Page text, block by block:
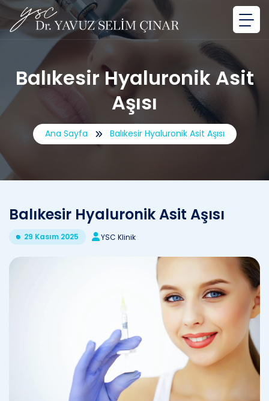
Balıkesir Hyaluronik Asit
Aşısı
Ana Sayfa Balıkesir Hyaluronik Asit Aşısı
Balıkesir Hyaluronik Asit Aşısı
29 Kasım 2025 YSC Klinik